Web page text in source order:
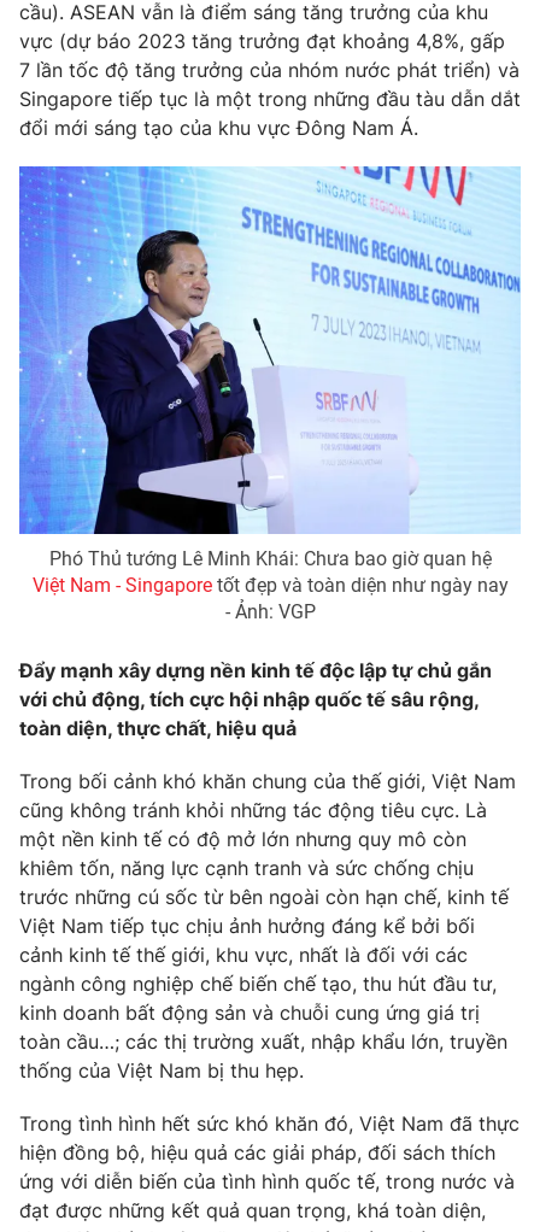
cầu). ASEAN vẫn là điểm sáng tăng trưởng của khu
vực (dự báo 2023 tăng trưởng đạt khoảng 4,8%, gấp
7 lần tốc độ tăng trưởng của nhóm nước phát triển) và
Singapore tiếp tục là một trong những đầu tàu dẫn dắt
đổi mới sáng tạo của khu vực Đông Nam Á.
Phó Thủ tướng Lê Minh Khái: Chưa bao giờ quan hệ
Việt Nam - Singaporetốt đẹp và toàn diện như ngày nay
- Ảnh: VGP
Đẩy mạnh xây dựng nền kinh tế độc lập tự chủ gắn
với chủ động, tích cực hội nhập quốc tế sâu rộng,
toàn diện, thực chất, hiệu quả
Trong bối cảnh khó khăn chung của thế giới, Việt Nam
cũng không tránh khỏi những tác động tiêu cực. Là
một nền kinh tế có độ mở lớn nhưng quy mô còn
khiêm tốn, năng lực cạnh tranh và sức chống chịu
trước những cú sốc từ bên ngoài còn hạn chế, kinh tế
Việt Nam tiếp tục chịu ảnh hưởng đáng kể bởi bối
cảnh kinh tế thế giới, khu vực, nhất là đối với các
ngành công nghiệp chế biến chế tạo, thu hút đầu tư,
kinh doanh bất động sản và chuỗi cung ứng giá trị
toàn cầu…; các thị trường xuất, nhập khẩu lớn, truyền
thống của Việt Nam bị thu hẹp.
Trong tình hình hết sức khó khăn đó, Việt Nam đã thực
hiện đồng bộ, hiệu quả các giải pháp, đối sách thích
ứng với diễn biến của tình hình quốc tế, trong nước và
đạt được những kết quả quan trọng, khá toàn diện,